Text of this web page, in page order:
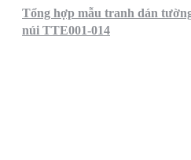
Tổng hợp mẫu tranh dán
núi TTE001-014